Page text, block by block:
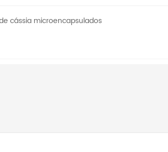
cássia microencapsulados